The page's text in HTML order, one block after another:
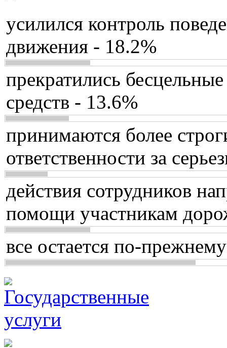
усилился контроль
движения - 18.2%
прекратились
средств - 13.6%
принимаются более
ответственности за
действия сотрудников
помощи участникам
все остается по-